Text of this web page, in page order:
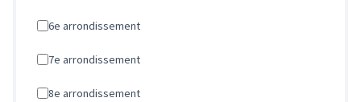
6e arrondissement
7e arrondissement
8e arrondissement